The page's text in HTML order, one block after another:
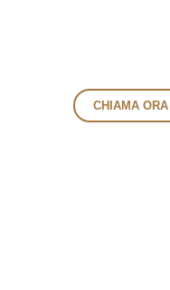
CHIAMA ORA